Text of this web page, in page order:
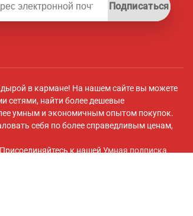
Подписаться
в кармане! На нашем сайте вы можете
сетями, найти более дешевые
умным и экономичным опытом покупок.
себя по более справедливым ценам,
к нашей Умная подписка